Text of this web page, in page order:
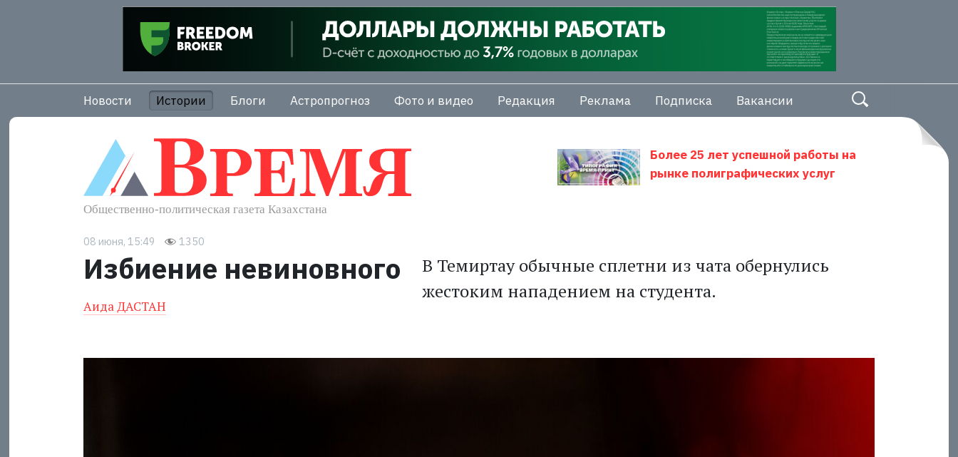
Новости Истории Блоги Астропрогноз Фото и видео Редакция Реклама Подписка Вакансии
Более 25 лет успешной работы на
рынке полиграфических услуг
08 июня, 15:49 1350
Избиение невиновного
Аида ДАСТАН
В Темиртау обычные сплетни из чата обернулись
жестоким нападением на студента.